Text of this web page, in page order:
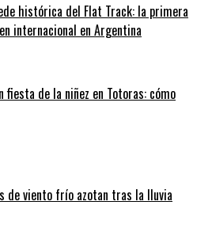
histórica del Flat Track: la primera
internacional en Argentina
fiesta de la niñez en Totoras: cómo
de viento frío azotan tras la lluvia